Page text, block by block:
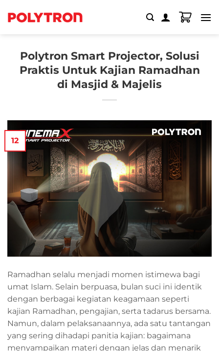
Polytron Smart Projector, Solusi
Praktis Untuk Kajian Ramadhan
di Masjid & Majelis
12
Ramadhan selalu menjadi momen istimewa bagi
umat Islam. Selain berpuasa, bulan suci ini identik
dengan berbagai kegiatan keagamaan seperti
kajian Ramadhan, pengajian, serta tadarus bersama.
Namun, dalam pelaksanaannya, ada satu tantangan
yang sering dihadapi panitia kajian: bagaimana
menyampaikan materi dengan jelas dan menarik